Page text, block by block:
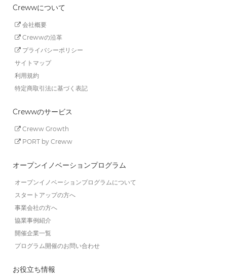
Crewwについて
会社概要
Crewwの沿革
プライバシーポリシー
サイトマップ
利用規約
特定商取引法に基づく表記
Crewwのサービス
Creww Growth
PORT by Creww
オープンイノベーションプログラム
オープンイノベーションプログラムについて
スタートアップの方へ
事業会社の方へ
協業事例紹介
開催企業一覧
プログラム開催のお問い合わせ
お役立ち情報